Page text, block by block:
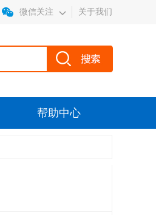
微信关注 关于我们
帮助中心